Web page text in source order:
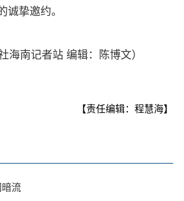
诚挚邀约。
海南记者站 编辑：陈博文）
【责任编辑：程慧海】
流